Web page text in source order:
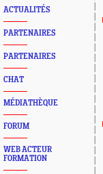
ACTUALITÉS
PARTENAIRES
PARTENAIRES
CHAT
MÉDIATHÈQUE
FORUM
WEB ACTEUR
FORMATION